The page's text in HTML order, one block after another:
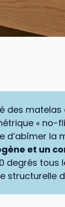
des
« no-
d’abîmer la
et un
degrés tous
structurelle